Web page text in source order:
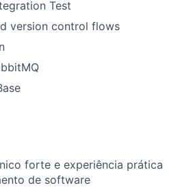
Test
version control flows
forte e experiência prática
de software